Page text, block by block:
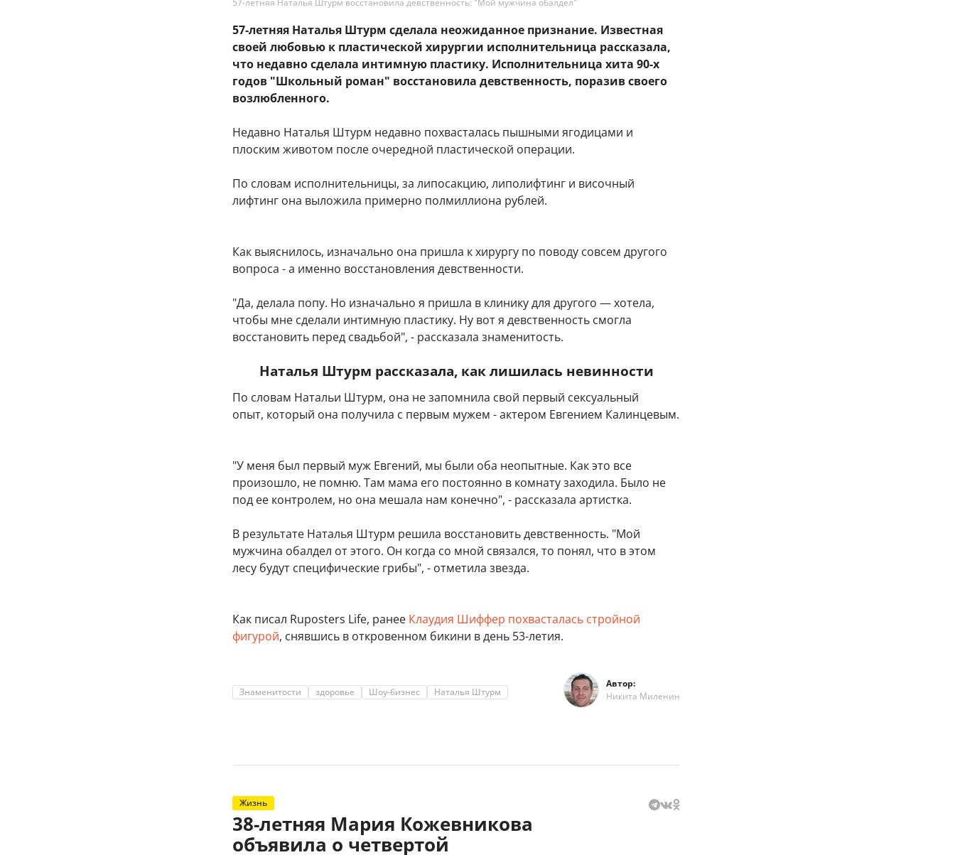
57-летняя Наталья Штурм восстановила девственность: "Мой мужчина обалдел"
57-летняя Наталья Штурм сделала неожиданное признание. Известная
своей любовью к пластической хирургии исполнительница рассказала,
что недавно сделала интимную пластику. Исполнительница хита 90-х
годов "Школьный роман" восстановила девственность, поразив своего
возлюбленного.
Недавно Наталья Штурм недавно похвасталась пышными ягодицами и
плоским животом после очередной пластической операции.
По словам исполнительницы, за липосакцию, липолифтинг и височный
лифтинг она выложила примерно полмиллиона рублей.
Как выяснилось, изначально она пришла к хирургу по поводу совсем другого
вопроса - а именно восстановления девственности.
"Да, делала попу. Но изначально я пришла в клинику для другого — хотела,
чтобы мне сделали интимную пластику. Ну вот я девственность смогла
восстановить перед свадьбой", - рассказала знаменитость.
Наталья Штурм рассказала, как лишилась невинности
По словам Натальи Штурм, она не запомнила свой первый сексуальный
опыт, который она получила с первым мужем - актером Евгением Калинцевым.
"У меня был первый муж Евгений, мы были оба неопытные. Как это все
произошло, не помню. Там мама его постоянно в комнату заходила. Было не
под ее контролем, но она мешала нам конечно", - рассказала артистка.
В результате Наталья Штурм решила восстановить девственность. "Мой
мужчина обалдел от этого. Он когда со мной связался, то понял, что в этом
лесу будут специфические грибы", - отметила звезда.
Как писал Ruposters Life, ранее Клаудия Шиффер похвасталась стройной
фигурой, снявшись в откровенном бикини в день 53-летия.
Знаменитости здоровье Шоу-бизнес Наталья Штурм
Автор:
Никита Миленин
Жизнь
38-летняя Мария Кожевникова
объявила о четвертой